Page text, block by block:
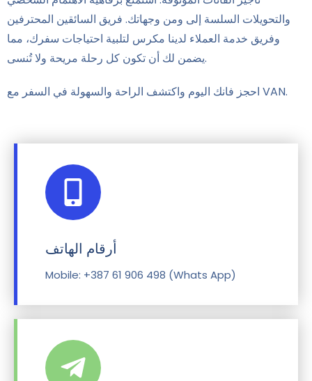
والتحويلات السلسة إلى ومن وجهاتك. فريق السائقين المحترفين
وفريق خدمة العملاء لدينا مكرس لتلبية احتياجات سفرك، مما
يضمن لك أن تكون كل رحلة مريحة ولا تُنسى.
احجز فانك اليوم واكتشف الراحة والسهولة في السفر مع VAN.
أرقام الهاتف
Mobile: +387 61 906 498 (Whats App)